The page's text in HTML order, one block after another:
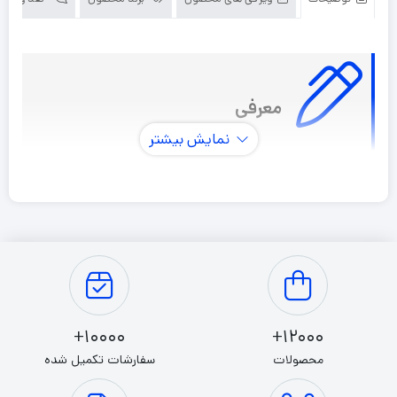
معرفی
بگذارند و گوشی موبایل شیائومی مدل Redmi Note 13 4G
یکی از این میان‌رده‌های دوست داشتنی است که در برخی از
مشخصات فنی در نظر گرفته شده امکاناتی در حد و اندازه یک
نمایش بیشتر
12000+
محصولات
10000+
سفارشات تکمیل شده